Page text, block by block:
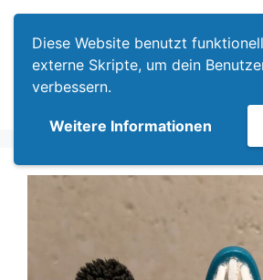
Diese Website benutzt
externe Skripte, um dein
verbessern.
Weitere Informationen
Zum
Inhalt
springen